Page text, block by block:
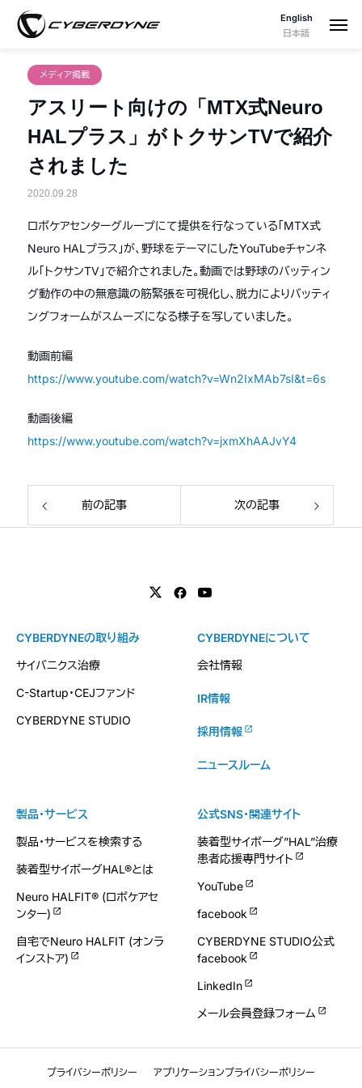
English
日本語
メディア掲載
アスリート向けの「MTX式Neuro
HALプラス」がトクサンTVで紹介
されました
2020.09.28
ロボケアセンターグループにて提供を行なっている「MTX式
Neuro HALプラス」が、野球をテーマにしたYouTubeチャンネ
ル「トクサンTV」で紹介されました。動画では野球のバッティン
グ動作の中の無意識の筋緊張を可視化し、脱力によりバッティ
ングフォームがスムーズになる様子を写していました。
動画前編
https://www.youtube.com/watch?v=Wn2IxMAb7sI&t=6s
動画後編
https://www.youtube.com/watch?v=jxmXhAAJvY4
前の記事 次の記事
製品・サービス
製品・サービスを検索する
装着型サイボーグHAL®とは
Neuro HALFIT® (ロボケアセ
ンター)
自宅でNeuro HALFIT (オンラ
インストア)
CYBERDYNEの取り組み
サイバニクス治療
C-Startup・CEJファンド
CYBERDYNE STUDIO
CYBERDYNEについて
会社情報
IR情報
採用情報
ニュースルーム
公式SNS・関連サイト
装着型サイボーグ”HAL”治療
患者応援専門サイト
YouTube
facebook
CYBERDYNE STUDIO公式
facebook
LinkedIn
メール会員登録フォーム
プライバシーポリシー アプリケーションプライバシーポリシー